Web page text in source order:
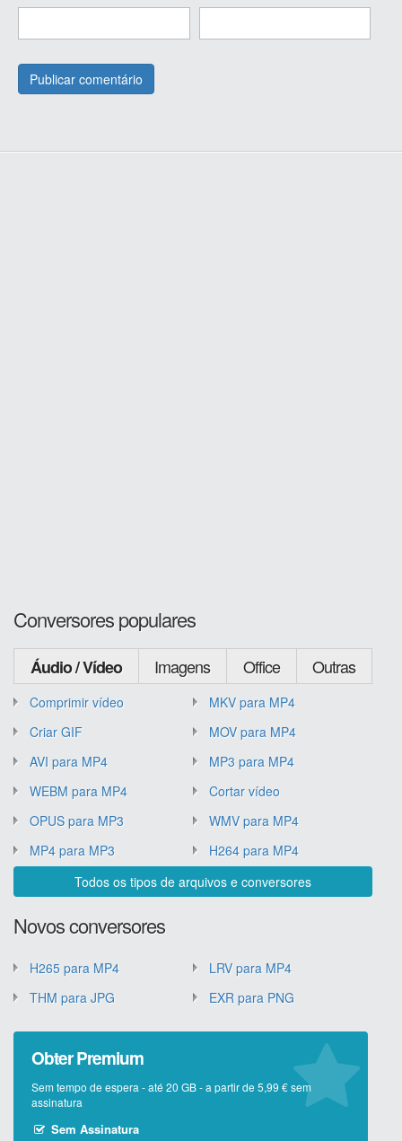
Conversores populares
Áudio / Vídeo Imagens Office Outras
Comprimir vídeo
MKV para MP4
Criar GIF
MOV para MP4
AVI para MP4
MP3 para MP4
WEBM para MP4
Cortar vídeo
OPUS para MP3
WMV para MP4
MP4 para MP3
H264 para MP4
Todos os tipos de arquivos e conversores
Novos conversores
H265 para MP4
LRV para MP4
THM para JPG
EXR para PNG
Obter Premium
Sem tempo de espera - até 20 GB - a partir de 5,99 € sem
assinatura
Sem Assinatura